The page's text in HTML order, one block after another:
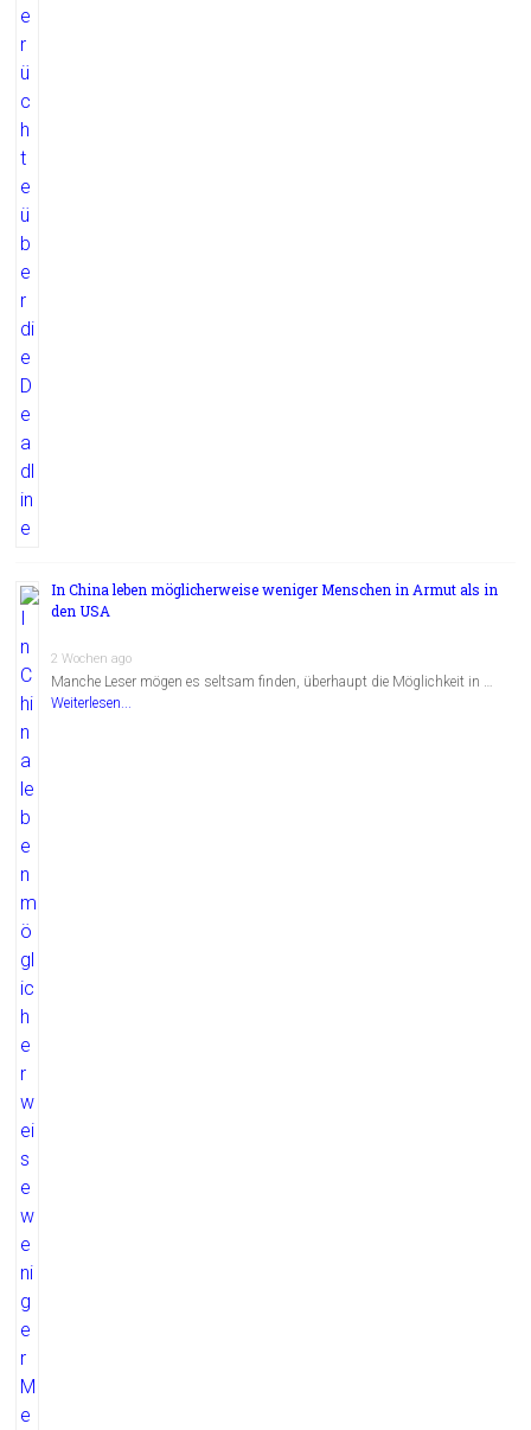
In China leben möglicherweise weniger Menschen in Armut als in
den USA
2 Wochen ago
Manche Leser mögen es seltsam finden, überhaupt die Möglichkeit in …
Weiterlesen...